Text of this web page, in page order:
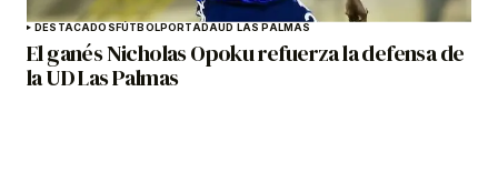
DESTACADOSFÚTBOLPORTADAUD LAS PALMAS
El ganés Nicholas Opoku refuerza la defensa de
la UD Las Palmas